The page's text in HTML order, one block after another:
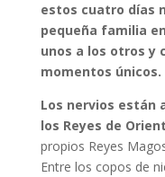
estos cuatro días
pequeña familia
unos a los otros y
momentos únicos.
Los nervios están
los Reyes de
propios Reyes
Entre los copos de